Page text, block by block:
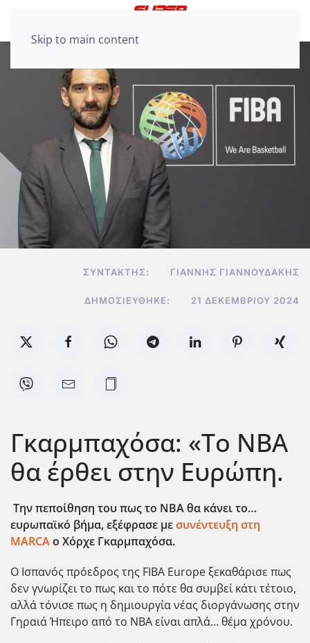
Skip to main content
ΣΥΝΤΆΚΤΗΣ: ΓΙΆΝΝΗΣ ΓΙΑΝΝΟΥΔΆΚΗΣ
ΔΗΜΟΣΙΕΎΘΗΚΕ: 21 ΔΕΚΕΜΒΡΊΟΥ 2024
Γκαρμπαχόσα: «Το ΝΒΑ
θα έρθει στην Ευρώπη.
Την πεποίθηση του πως το ΝΒΑ θα κάνει το…
ευρωπαϊκό βήμα, εξέφρασε μεσυνέντευξη στη
MARCAο Χόρχε Γκαρμπαχόσα.
Ο Ισπανός πρόεδρος της FIBA Europe ξεκαθάρισε πως
δεν γνωρίζει το πως και το πότε θα συμβεί κάτι τέτοιο,
αλλά τόνισε πως η δημιουργία νέας διοργάνωσης στην
Γηραιά Ήπειρο από το ΝΒΑ είναι απλά… θέμα χρόνου.